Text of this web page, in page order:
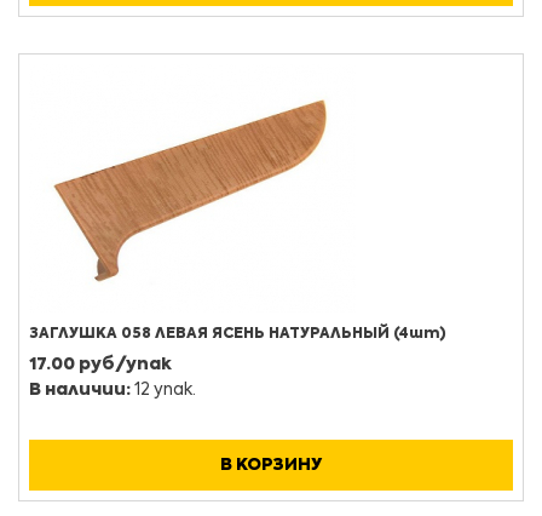
ЗАГЛУШКА 058 ЛЕВАЯ ЯСЕНЬ НАТУРАЛЬНЫЙ (4шт)
17.00 руб/упак
В наличии: 12 упак.
В КОРЗИНУ